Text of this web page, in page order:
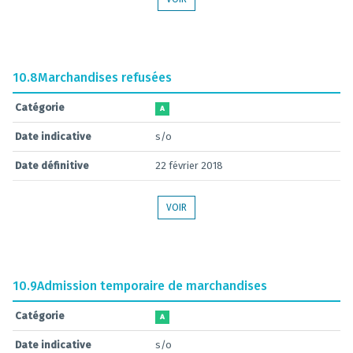
10.8Marchandises refusées
Catégorie A
Date indicative s/o
Date définitive 22 février 2018
VOIR
10.9Admission temporaire de marchandises
Catégorie A
Date indicative s/o